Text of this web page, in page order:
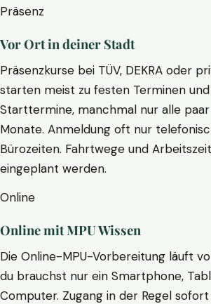
Präsenz
Vor Ort in deiner Stadt
Präsenzkurse bei TÜV, DEKRA oder
starten meist zu festen Terminen
Starttermine, manchmal nur alle
Monate. Anmeldung oft nur
Bürozeiten. Fahrtwege und
eingeplant werden.
Online
Online mit MPU Wissen
Die Online-MPU-Vorbereitung läuft
du brauchst nur ein Smartphone,
Computer. Zugang in der Regel